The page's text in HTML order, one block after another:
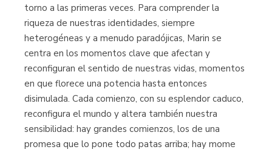
torno a las primeras veces. Para comprender la
riqueza de nuestras identidades, siempre
heterogéneas y a menudo paradójicas, Marin se
centra en los momentos clave que afectan y
reconfiguran el sentido de nuestras vidas, momentos
en que florece una potencia hasta entonces
disimulada. Cada comienzo, con su esplendor caduco,
reconfigura el mundo y altera también nuestra
sensibilidad: hay grandes comienzos, los de una
promesa que lo pone todo patas arriba; hay mome